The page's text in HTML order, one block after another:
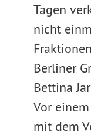
Tagen
nicht
Berliner
Bettina
Vor
mit dem